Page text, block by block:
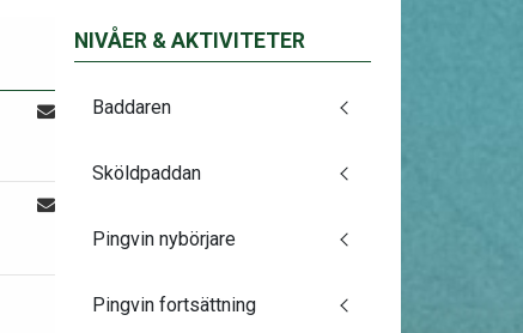
NIVÅER & AKTIVITETER
Baddaren
Sköldpaddan
Pingvin nybörjare
Pingvin fortsättning